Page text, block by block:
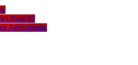
Foot 52
Agriculteurs